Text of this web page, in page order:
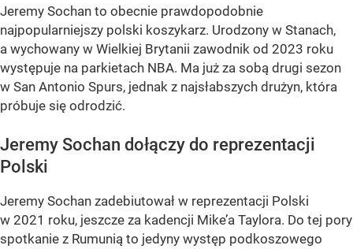
Jeremy Sochan to obecnie prawdopodobnie
najpopularniejszy polski koszykarz. Urodzony w Stanach,
a wychowany w Wielkiej Brytanii zawodnik od 2023 roku
występuje na parkietach NBA. Ma już za sobą drugi sezon
w San Antonio Spurs, jednak z najsłabszych drużyn, która
próbuje się odrodzić.
Jeremy Sochan dołączy do reprezentacji
Polski
Jeremy Sochan zadebiutował w reprezentacji Polski
w 2021 roku, jeszcze za kadencji Mike’a Taylora. Do tej pory
spotkanie z Rumunią to jedyny występ podkoszowego